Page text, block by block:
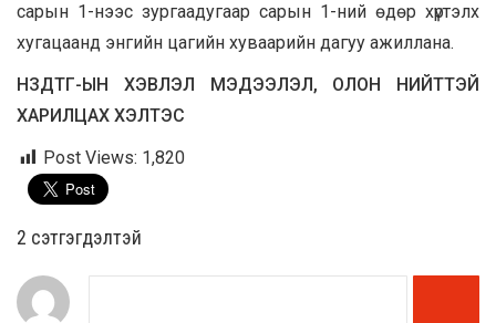
сарын 1-нээс зургаадугаар сарын 1-ний өдөр хүртэлх
хугацаанд энгийн цагийн хуваарийн дагуу ажиллана.
НЗДТГ-ЫН ХЭВЛЭЛ МЭДЭЭЛЭЛ, ОЛОН НИЙТТЭЙ
ХАРИЛЦАХ ХЭЛТЭС
Post Views: 1,820
2 cэтгэгдэлтэй